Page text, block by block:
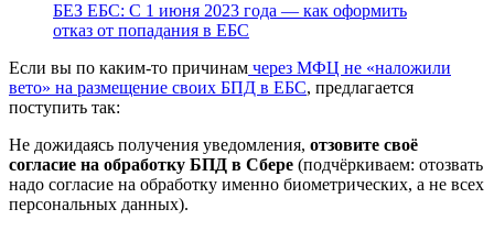
БЕЗ ЕБС: С 1 июня 2023 года — как оформить
отказ от попадания в ЕБС
Если вы по каким-то причинам через МФЦ не «наложили
вето» на размещение своих БПД в ЕБС, предлагается
поступить так:
Не дожидаясь получения уведомления, отзовите своё
согласие на обработку БПД в Сбере (подчёркиваем: отозвать
надо согласие на обработку именно биометрических, а не всех
персональных данных).